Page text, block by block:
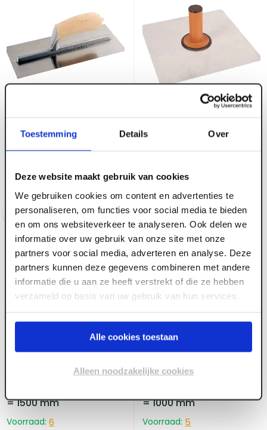
Toestemming Details Over
Deze website maakt gebruik van cookies
We gebruiken cookies om content en advertenties te
personaliseren, om functies voor social media te bieden
en om ons websiteverkeer te analyseren. Ook delen we
informatie over uw gebruik van onze site met onze
partners voor social media, adverteren en analyse. Deze
partners kunnen deze gegevens combineren met andere
informatie die u aan ze heeft verstrekt of die ze hebben
verzameld op basis van uw gebruik van hun services.
Alle cookies toestaan
Alleen noodzakelijke cookies
Pleisterspaan Super
handgreep
Voorraad: 5
Log in voor prijzen
Spachtelbord Super
Log in voor prijzen
Wandrei Super Prof
= 1500 mm
Voorraad: 6
Wandrei Super Prof
= 1000 mm
Voorraad: 5